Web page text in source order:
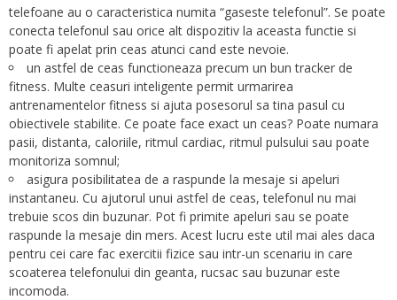
telefoane au o caracteristica numita “gaseste telefonul”. Se poate
conecta telefonul sau orice alt dispozitiv la aceasta functie si
poate fi apelat prin ceas atunci cand este nevoie.
un astfel de ceas functioneaza precum un bun tracker de
fitness. Multe ceasuri inteligente permit urmarirea
antrenamentelor fitness si ajuta posesorul sa tina pasul cu
obiectivele stabilite. Ce poate face exact un ceas? Poate numara
pasii, distanta, caloriile, ritmul cardiac, ritmul pulsului sau poate
monitoriza somnul;
asigura posibilitatea de a raspunde la mesaje si apeluri
instantaneu. Cu ajutorul unui astfel de ceas, telefonul nu mai
trebuie scos din buzunar. Pot fi primite apeluri sau se poate
raspunde la mesaje din mers. Acest lucru este util mai ales daca
pentru cei care fac exercitii fizice sau intr-un scenariu in care
scoaterea telefonului din geanta, rucsac sau buzunar este
incomoda.